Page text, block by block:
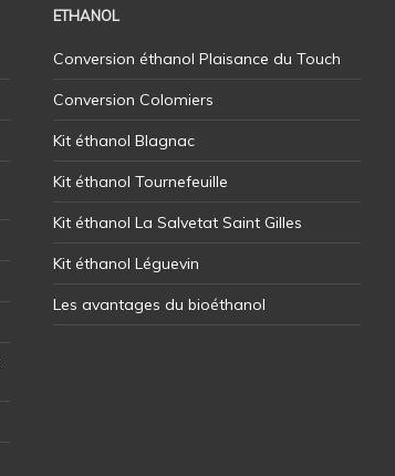
ETHANOL
Conversion éthanol Plaisance du Touch
Conversion Colomiers
Kit éthanol Blagnac
Kit éthanol Tournefeuille
Kit éthanol La Salvetat Saint Gilles
Kit éthanol Léguevin
Les avantages du bioéthanol